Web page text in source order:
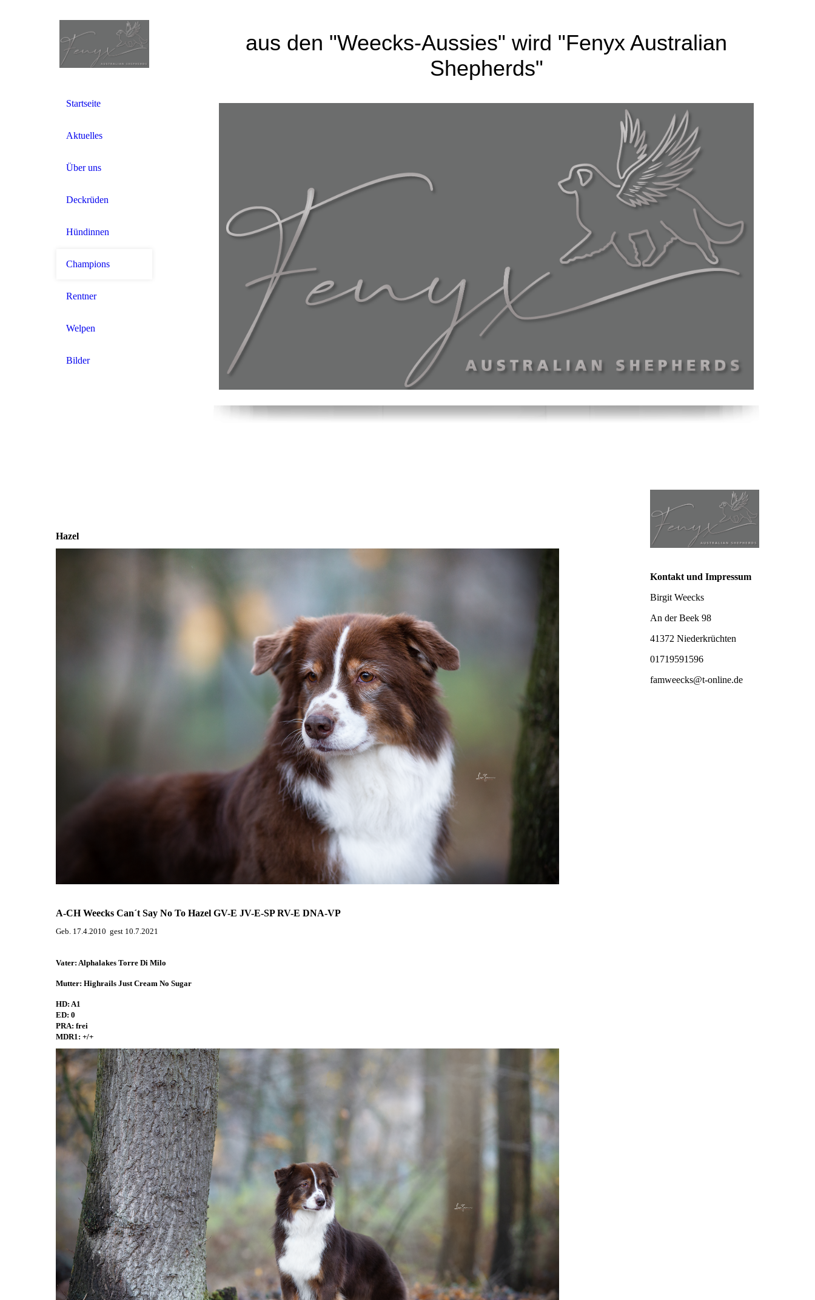
aus den "Weecks-Aussies" wird "Fenyx Australian
Shepherds"
Startseite
Aktuelles
Über uns
Deckrüden
Hündinnen
Champions
Rentner
Welpen
Bilder
Hazel
A-CH Weecks Can´t Say No To Hazel GV-E JV-E-SP RV-E DNA-VP
Geb. 17.4.2010 gest 10.7.2021
Vater: Alphalakes Torre Di Milo
Mutter: Highrails Just Cream No Sugar
HD: A1
ED: 0
PRA: frei
MDR1: +/+
Kontakt und Impressum
Birgit Weecks
An der Beek 98
41372 Niederkrüchten
01719591596
famweecks@t-online.de